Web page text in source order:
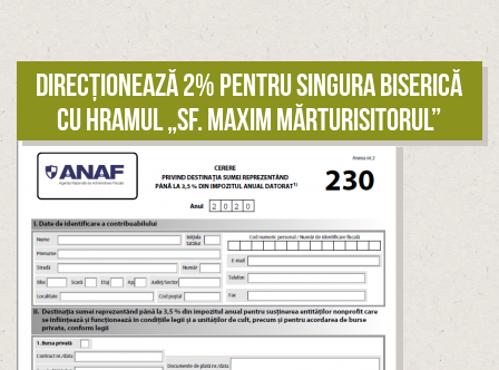
Direcționează 2% pentru singura biserică
cu hramul „Sf. Maxim Mărturisitorul”